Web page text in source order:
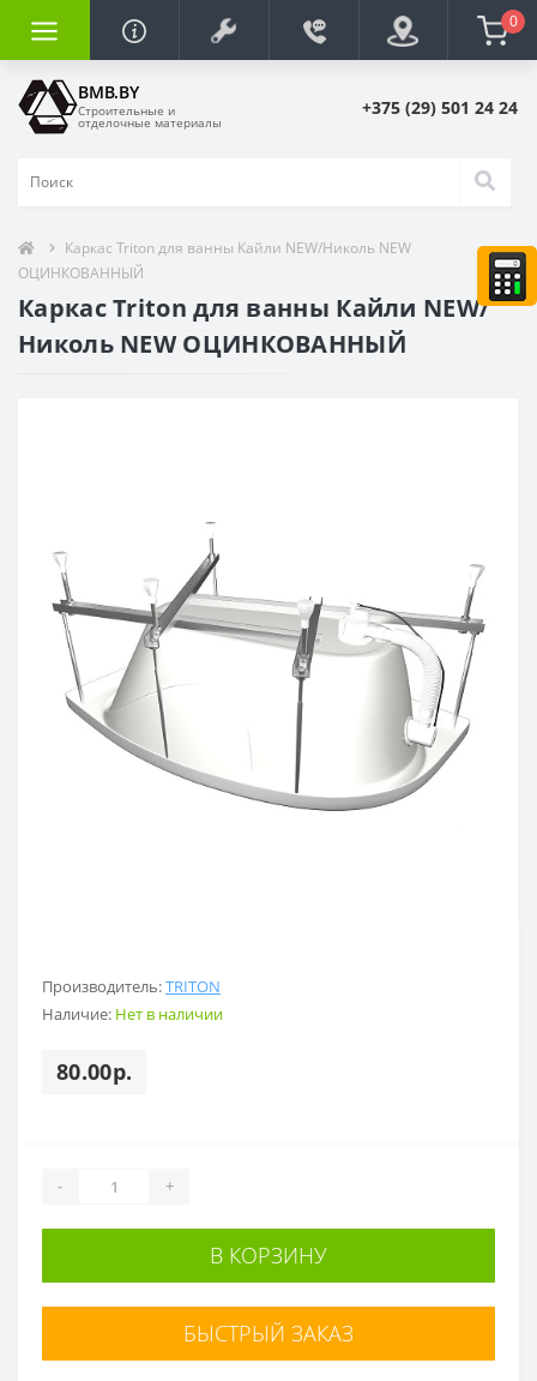
0
BMB.BY
Строительные и
отделочные материалы
+375 (29) 501 24 24
Каркас Triton для ванны Кайли NEW/Николь NEW
ОЦИНКОВАННЫЙ
Каркас Triton для ванны Кайли NEW/
Николь NEW ОЦИНКОВАННЫЙ
Производитель:TRITON
Наличие: Нет в наличии
80.00р.
- +
В КОРЗИНУ
БЫСТРЫЙ ЗАКАЗ